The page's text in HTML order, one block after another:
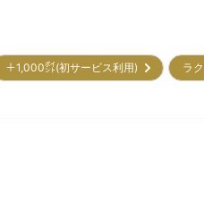
＋1,000㌽(初サービス利用) ラ